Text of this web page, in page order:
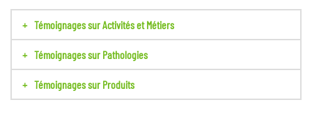
Témoignages sur Activités et Métiers
Témoignages sur Pathologies
Témoignages sur Produits